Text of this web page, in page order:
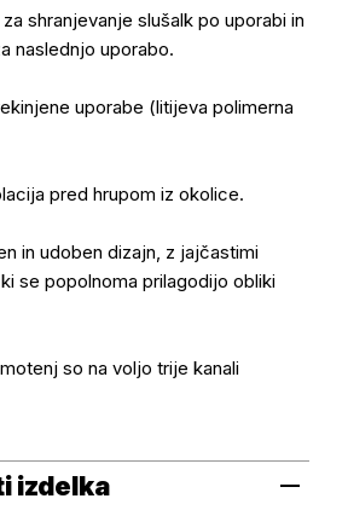
shranjevanje slušalk po uporabi in
naslednjo uporabo.
uporabe (litijeva polimerna
pred hrupom iz okolice.
in udoben dizajn, z jajčastimi
se popolnoma prilagodijo obliki
so na voljo trije kanali
izdelka